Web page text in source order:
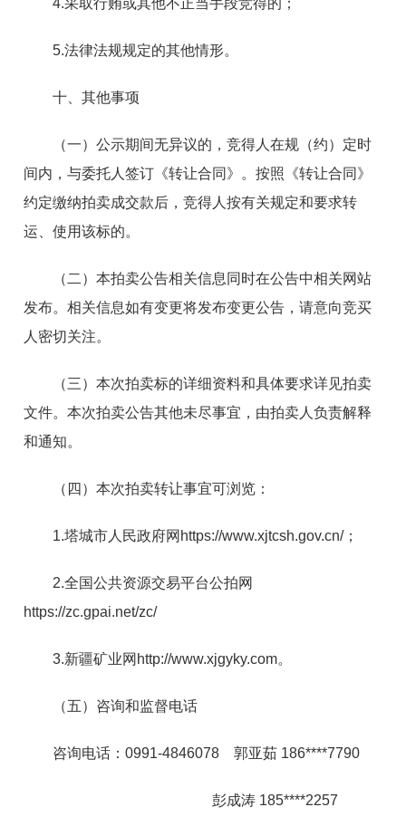
5.法律法规规定的其他情形。
十、其他事项
（一）公示期间无异议的，竞得人在规（约）定时
间内，与委托人签订《转让合同》。按照《转让合同》
约定缴纳拍卖成交款后，竞得人按有关规定和要求转
运、使用该标的。
（二）本拍卖公告相关信息同时在公告中相关网站
发布。相关信息如有变更将发布变更公告，请意向竞买
人密切关注。
（三）本次拍卖标的详细资料和具体要求详见拍卖
文件。本次拍卖公告其他未尽事宜，由拍卖人负责解释
和通知。
（四）本次拍卖转让事宜可浏览：
1.塔城市人民政府网https://www.xjtcsh.gov.cn/；
2.全国公共资源交易平台公拍网
https://zc.gpai.net/zc/
3.新疆矿业网http://www.xjgyky.com。
（五）咨询和监督电话
咨询电话：0991-4846078 郭亚茹 186****7790
彭成涛 185****2257